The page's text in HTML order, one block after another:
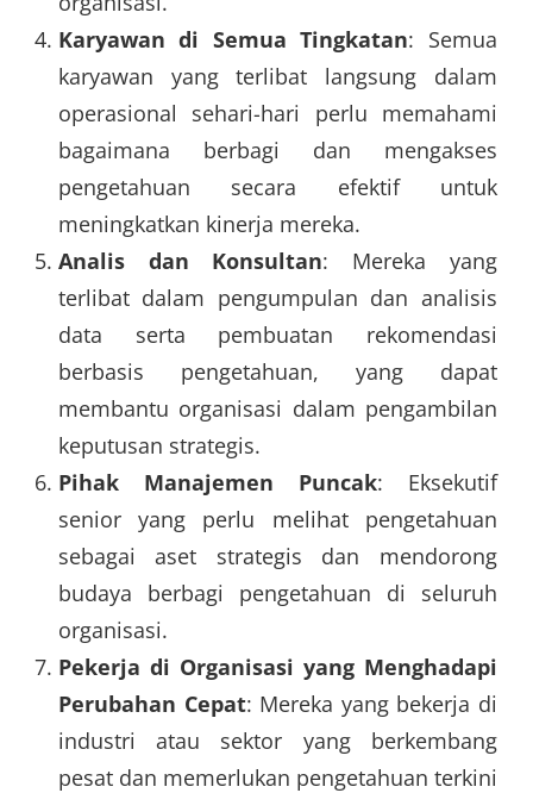
Karyawan di Semua Tingkatan: Semua
karyawan yang terlibat langsung dalam
operasional sehari-hari perlu memahami
bagaimana berbagi dan mengakses
pengetahuan secara efektif untuk
meningkatkan kinerja mereka.
Analis dan Konsultan: Mereka yang
terlibat dalam pengumpulan dan analisis
data serta pembuatan rekomendasi
berbasis pengetahuan, yang dapat
membantu organisasi dalam pengambilan
keputusan strategis.
Pihak Manajemen Puncak: Eksekutif
senior yang perlu melihat pengetahuan
sebagai aset strategis dan mendorong
budaya berbagi pengetahuan di seluruh
organisasi.
Pekerja di Organisasi yang Menghadapi
Perubahan Cepat: Mereka yang bekerja di
industri atau sektor yang berkembang
pesat dan memerlukan pengetahuan terkini